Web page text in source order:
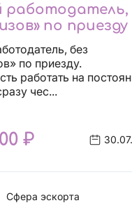
работодатель,
по приезду
без
по приезду.
работать на
И сразу чес...
₽
Сфера эскорта